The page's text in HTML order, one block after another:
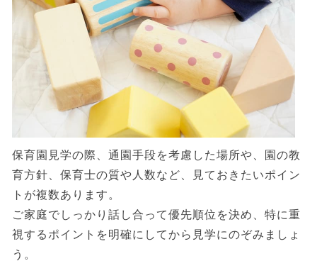
保育園見学の際、通園手段を考慮した場所や、園の教
育方針、保育士の質や人数など、見ておきたいポイン
トが複数あります。
ご家庭でしっかり話し合って優先順位を決め、特に重
視するポイントを明確にしてから見学にのぞみましょ
う。